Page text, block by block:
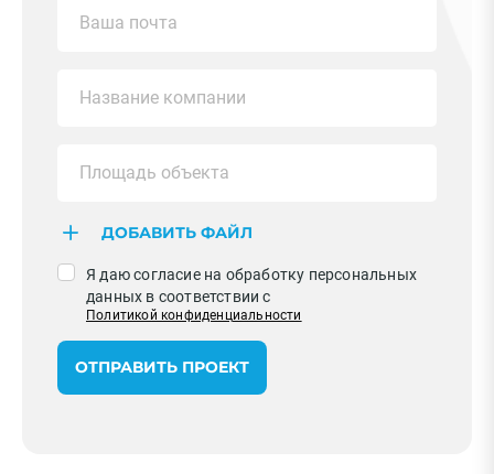
ДОБАВИТЬ ФАЙЛ
Я даю согласие на обработку персональных
данных в соответствии с
Политикой конфиденциальности
ОТПРАВИТЬ ПРОЕКТ